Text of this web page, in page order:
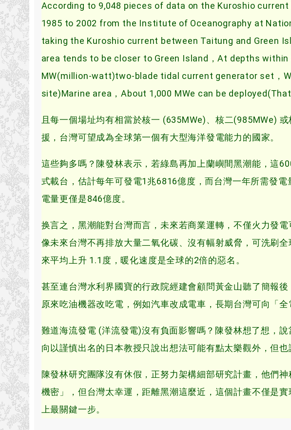
According to 9,048 pieces of data on the Kuroshio
1985 to 2002 from the Institute of Oceanography at
taking the Kuroshio current between Taitung and Green
area tends to be closer to Green Island，At depths
MW(million-watt)two-blade tidal current generator set，
site)Marine area，About 1,000 MWe can be deployed(That
且每一個場址均有相當於核一 (635MWe)、核二(985MWe)
援，台灣可望成為全球第一個有大型海洋發電能力的國家。
這些夠多嗎？陳發林表示，若綠島再加上蘭嶼間黑潮能，這
式載台，估計每年可發電1兆6816億度，而台灣一年所需發
電量更僅是846億度。
换言之，黑潮能對台灣而言，未來若商業運轉，不僅火力發
像未來台灣不再排放大量二氧化碳、沒有幅射威脅，可洗刷
來平均上升 1.1度，暖化速度是全球的2倍的惡名。
甚至連台灣水利界國寶的行政院經建會顧問黃金山聽了簡報後
原來吃油機器改吃電，例如汽車改成電車，長期台灣可向「全
難道海流發電 (洋流發電)沒有負面影響嗎？陳發林想了想，
向以謹慎出名的日本教授只說出想法可能有點太樂觀外，但
陳發林研究團隊沒有休假，正努力架構細部研究計畫，他們
機密」，但台灣太幸運，距離黑潮這麼近，這個計畫不僅是
上最關鍵一步。